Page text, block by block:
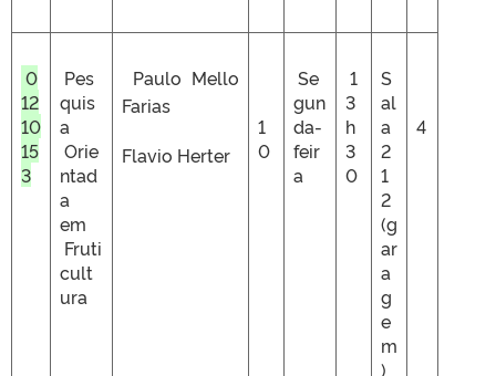
0
12
10
15
3
Pes
quis
a
Orie
ntad
a
em
Fruti
cult
ura
Paulo Mello
Farias
Flavio Herter
1
0
Se
gun
da-
feir
a
1
3
h
3
0
S
al
a
2
1
2
(g
ar
a
g
e
m
)
4